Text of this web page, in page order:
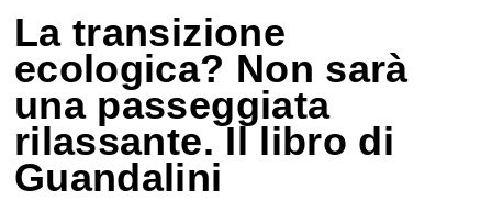
La transizione
ecologica? Non sarà
una passeggiata
rilassante. Il libro di
Guandalini